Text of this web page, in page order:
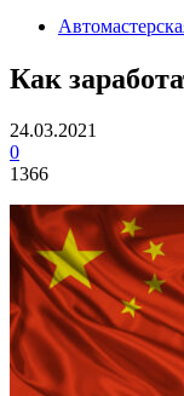
Как
24.03.2021
0
1366